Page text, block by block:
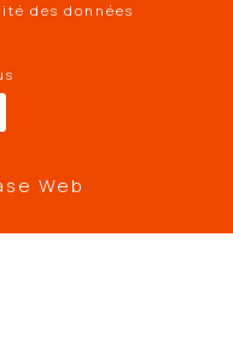
des données
Web